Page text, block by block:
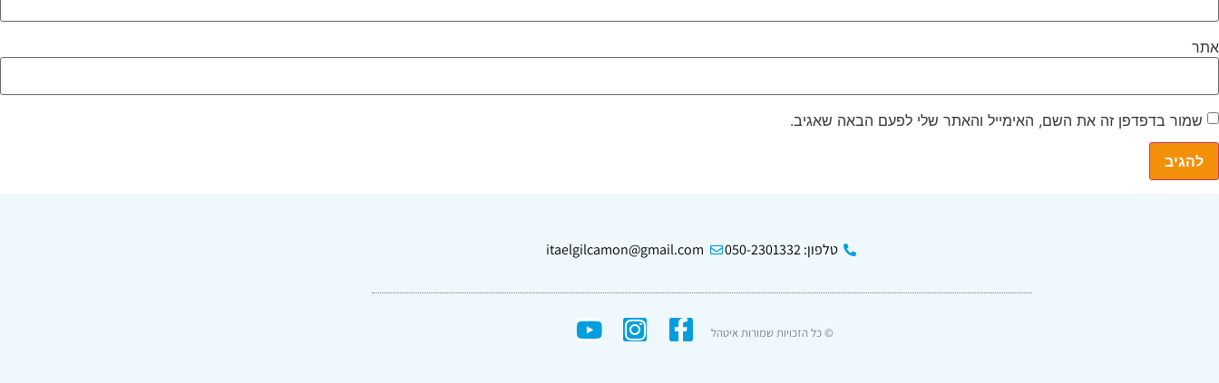
אתר
שמור בדפדפן זה את השם, האימייל והאתר שלי לפעם הבאה שאגיב.
טלפון: 050-2301332 itaelgilcamon@gmail.com
© כל הזכויות שמורות איטהל